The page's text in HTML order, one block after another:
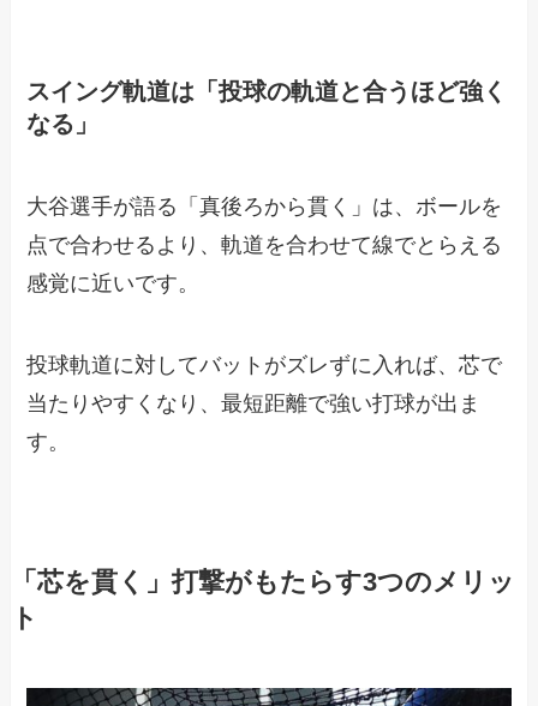
スイング軌道は「投球の軌道と合うほど強く
なる」
大谷選手が語る「真後ろから貫く」は、ボールを
点で合わせるより、軌道を合わせて線でとらえる
感覚に近いです。
投球軌道に対してバットがズレずに入れば、芯で
当たりやすくなり、最短距離で強い打球が出ま
す。
「芯を貫く」打撃がもたらす3つのメリッ
ト